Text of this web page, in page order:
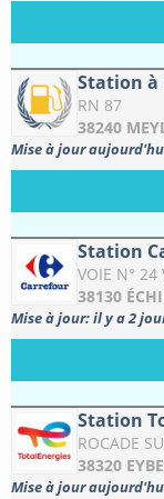
Station à
RN 87
38240
Mise à jour
Station
VOIE N° 24
38130
Mise à jour: il y a 2
Station
ROCADE
38320
Mise à jour